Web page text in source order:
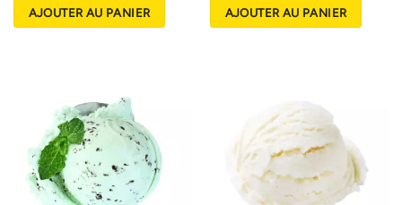
AJOUTER AU PANIER AJOUTER AU PANIER